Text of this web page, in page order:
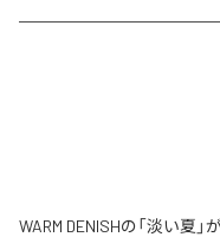
WARM DENISHの「淡い夏